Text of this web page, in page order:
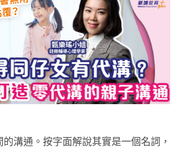
溝通。按字面解說其實是一個名詞，